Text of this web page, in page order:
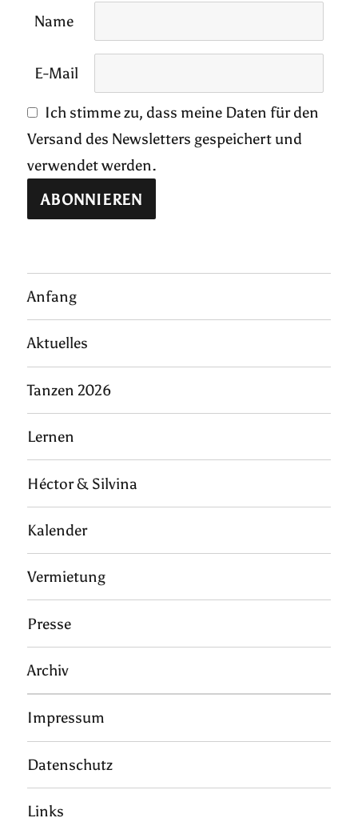
Name
E-Mail
Ich stimme zu, dass meine Daten für den
Versand des Newsletters gespeichert und
verwendet werden.
Anfang
Aktuelles
Tanzen 2026
Lernen
Héctor & Silvina
Kalender
Vermietung
Presse
Archiv
Impressum
Datenschutz
Links